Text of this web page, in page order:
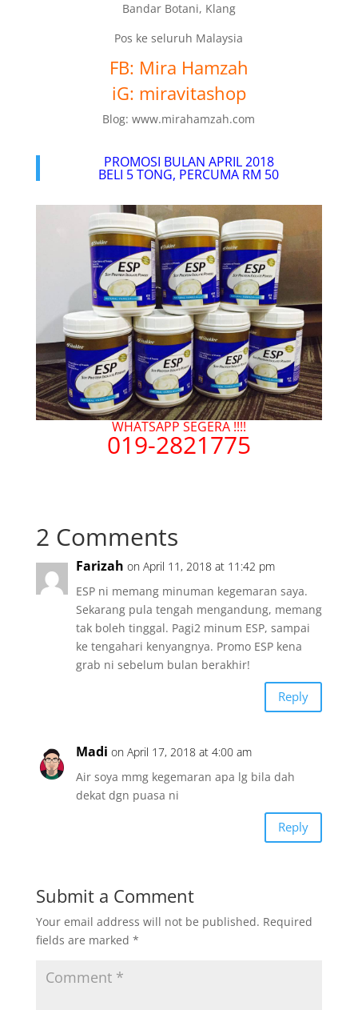
Bandar Botani, Klang
Pos ke seluruh Malaysia
FB: Mira Hamzah
iG: miravitashop
Blog: www.mirahamzah.com
PROMOSI BULAN APRIL 2018
BELI 5 TONG, PERCUMA RM 50
WHATSAPP SEGERA !!!!
019-2821775
2 Comments
Farizah on April 11, 2018 at 11:42 pm
ESP ni memang minuman kegemaran saya.
Sekarang pula tengah mengandung, memang
tak boleh tinggal. Pagi2 minum ESP, sampai
ke tengahari kenyangnya. Promo ESP kena
grab ni sebelum bulan berakhir!
Reply
Madi on April 17, 2018 at 4:00 am
Air soya mmg kegemaran apa lg bila dah
dekat dgn puasa ni
Reply
Submit a Comment
Your email address will not be published. Required
fields are marked *